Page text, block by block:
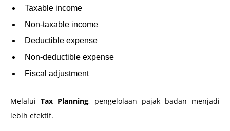
Taxable income
Non-taxable income
Deductible expense
Non-deductible expense
Fiscal adjustment
Melalui Tax Planning, pengelolaan pajak badan menjadi
lebih efektif.